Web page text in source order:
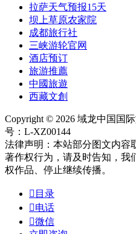
拉萨天气预报15天
坝上草原农家院
成都旅行社
三峡游轮官网
酒店预订
旅游推薦
中國旅遊
西藏文創
Copyright © 2026 域龙中国国
号：L-XZ00144
法律声明：本站部分图文内容
著作权行为，请及时告知，我
权作品、停止继续传播。
 目录
电话
微信